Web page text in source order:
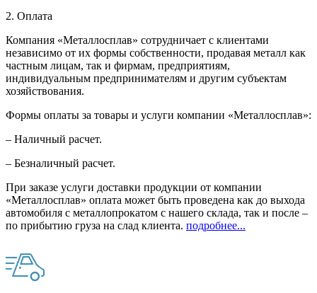
2. Оплата
Компания «Металлосплав» сотрудничает с клиентами
независимо от их формы собственности, продавая металл как
частным лицам, так и фирмам, предприятиям,
индивидуальным предпринимателям и другим субъектам
хозяйствования.
Формы оплаты за товары и услуги компании «Металлосплав»:
– Наличный расчет.
– Безналичный расчет.
При заказе услуги доставки продукции от компании
«Металлосплав» оплата может быть проведена как до выхода
автомобиля с металлопрокатом с нашего склада, так и после –
по прибытию груза на слад клиента. подробнее...